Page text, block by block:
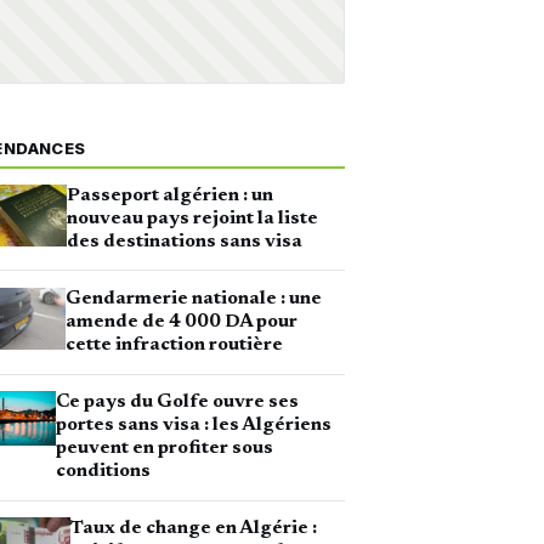
Passeport algérien : un
nouveau pays rejoint la liste
des destinations sans visa
Gendarmerie nationale : une
amende de 4 000 DA pour
cette infraction routière
Ce pays du Golfe ouvre ses
portes sans visa : les Algériens
peuvent en profiter sous
conditions
Taux de change en Algérie :